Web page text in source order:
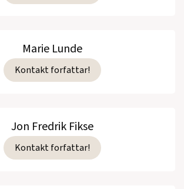
Marie Lunde
Kontakt forfattar!
Jon Fredrik Fikse
Kontakt forfattar!